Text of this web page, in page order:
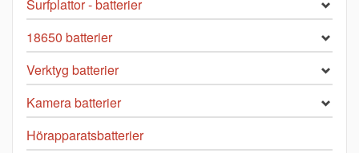
Surfplattor - batterier
18650 batterier
Verktyg batterier
Kamera batterier
Hörapparatsbatterier